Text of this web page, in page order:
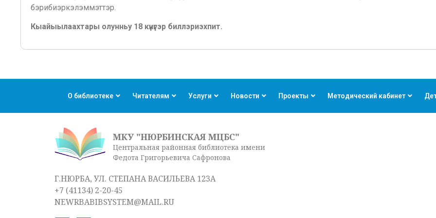
бэрибиэркэлэммэттэр.
Кыайыылаахтары олунньу 18 күнүгэр биллэриэхпит.
О библиотеке Читателям Услуги Новости Проекты Методический кабинет
МКУ "НЮРБИНСКАЯ МЦБС"
Центральная районная библиотека имени
Федота Григорьевича Сафронова
Г.НЮРБА, УЛ. СТЕПАНА ВАСИЛЬЕВА 123А
+7 (41134) 2-20-45
NEWRBABIBSYSTEM@MAIL.RU